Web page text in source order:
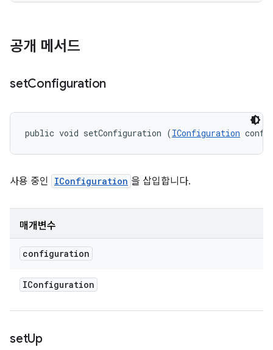
공개 메서드
setConfiguration
public void setConfiguration (IConfiguration
사용 중인 IConfiguration 을 삽입합니다.
매개변수
configuration
IConfiguration
setUp